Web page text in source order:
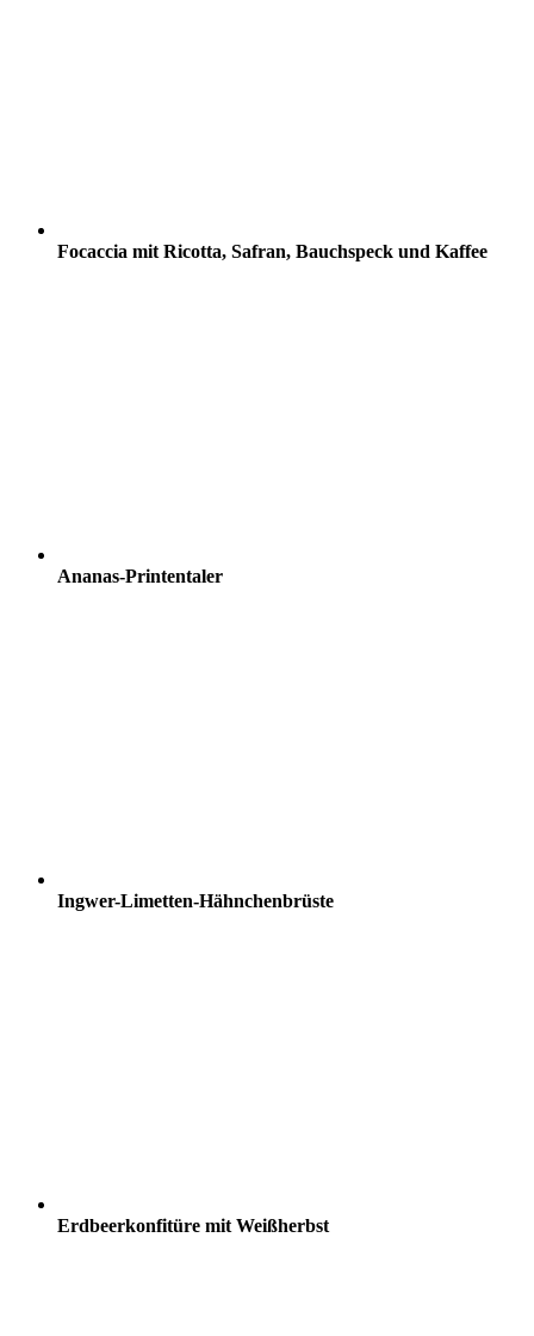
Focaccia mit Ricotta, Safran, Bauchspeck und Kaffee
Ananas-Printentaler
Ingwer-Limetten-Hähnchenbrüste
Erdbeerkonfitüre mit Weißherbst